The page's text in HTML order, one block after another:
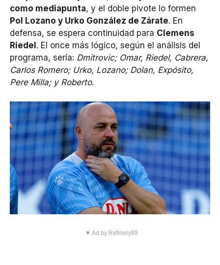
como mediapunta, y el doble pivote lo formen
Pol Lozano y Urko González de Zárate. En
defensa, se espera continuidad para Clemens
Riedel . El once más lógico, según el análisis del
programa, sería: Dmitrovic; Omar, Riedel, Cabrera,
Carlos Romero; Urko, Lozano; Dolan, Expósito,
Pere Milla; y Roberto.
▼ Ad by Refinery89